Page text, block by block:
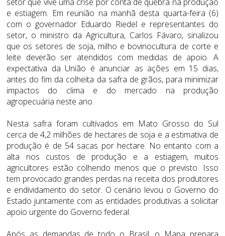
e estiagem. Em reunião na manhã desta quarta-feira (6)
com o governador Eduardo Riedel e representantes do
setor, o ministro da Agricultura, Carlos Fávaro, sinalizou
que os setores de soja, milho e bovinocultura de corte e
leite deverão ser atendidos com medidas de apoio. A
expectativa da União é anunciar as ações em 15 dias,
antes do fim da colheita da safra de grãos, para minimizar
impactos do clima e do mercado na produção
agropecuária neste ano.
Nesta safra foram cultivados em Mato Grosso do Sul
cerca de 4,2 milhões de hectares de soja e a estimativa de
produção é de 54 sacas por hectare. No entanto com a
alta nos custos de produção e a estiagem, muitos
agricultores estão colhendo menos que o previsto. Isso
tem provocado grandes perdas na receita dos produtores
e endividamento do setor. O cenário levou o Governo do
Estado juntamente com as entidades produtivas a solicitar
apoio urgente do Governo federal.